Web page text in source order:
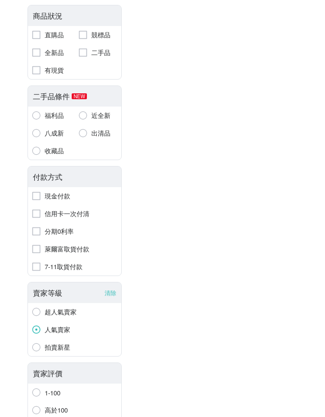
商品狀況
直購品
競標品
全新品
二手品
有現貨
二手品條件 NEW
福利品
近全新
八成新
出清品
收藏品
付款方式
現金付款
信用卡一次付清
分期0利率
萊爾富取貨付款
7-11取貨付款
賣家等級 清除
超人氣賣家
人氣賣家
拍賣新星
賣家評價
1-100
高於100